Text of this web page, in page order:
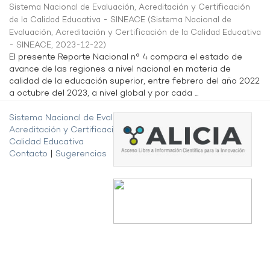
Sistema Nacional de Evaluación, Acreditación y Certificación
de la Calidad Educativa - SINEACE (Sistema Nacional de
Evaluación, Acreditación y Certificación de la Calidad Educativa
- SINEACE, 2023-12-22)
El presente Reporte Nacional n° 4 compara el estado de
avance de las regiones a nivel nacional en materia de
calidad de la educación superior, entre febrero del año 2022
a octubre del 2023, a nivel global y por cada ...
Sistema Nacional de Evaluación,
Acreditación y Certificación de la
Calidad Educativa
Contacto
Sugerencias